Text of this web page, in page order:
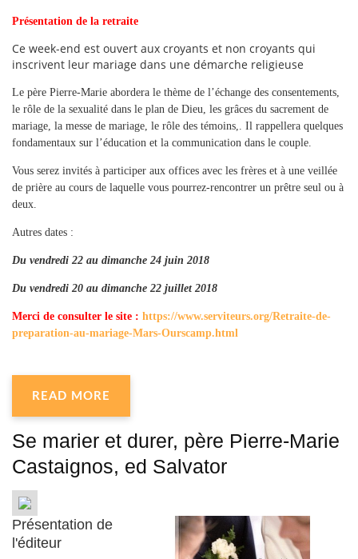
Présentation de la retraite
Ce week-end est ouvert aux croyants et non croyants qui
inscrivent leur mariage dans une démarche religieuse
Le père Pierre-Marie abordera le thème de l’échange des consentements,
le rôle de la sexualité dans le plan de Dieu, les grâces du sacrement de
mariage, la messe de mariage, le rôle des témoins,. Il rappellera quelques
fondamentaux sur l’éducation et la communication dans le couple.
Vous serez invités à participer aux offices avec les frères et à une veillée
de prière au cours de laquelle vous pourrez-rencontrer un prêtre seul ou à
deux.
Autres dates :
Du vendredi 22 au dimanche 24 juin 2018
Du vendredi 20 au dimanche 22 juillet 2018
Merci de consulter le site : https://www.serviteurs.org/Retraite-de-
preparation-au-mariage-Mars-Ourscamp.html
READ MORE
Se marier et durer, père Pierre-Marie
Castaignos, ed Salvator
Présentation de
l'éditeur